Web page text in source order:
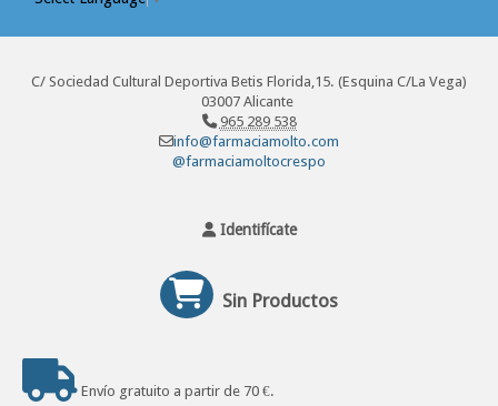
C/ Sociedad Cultural Deportiva Betis Florida,15. (Esquina C/La Vega)
03007 Alicante
965 289 538
info@farmaciamolto.com
@farmaciamoltocrespo
Identifícate
Sin Productos
Envío gratuito a partir de 70 €.